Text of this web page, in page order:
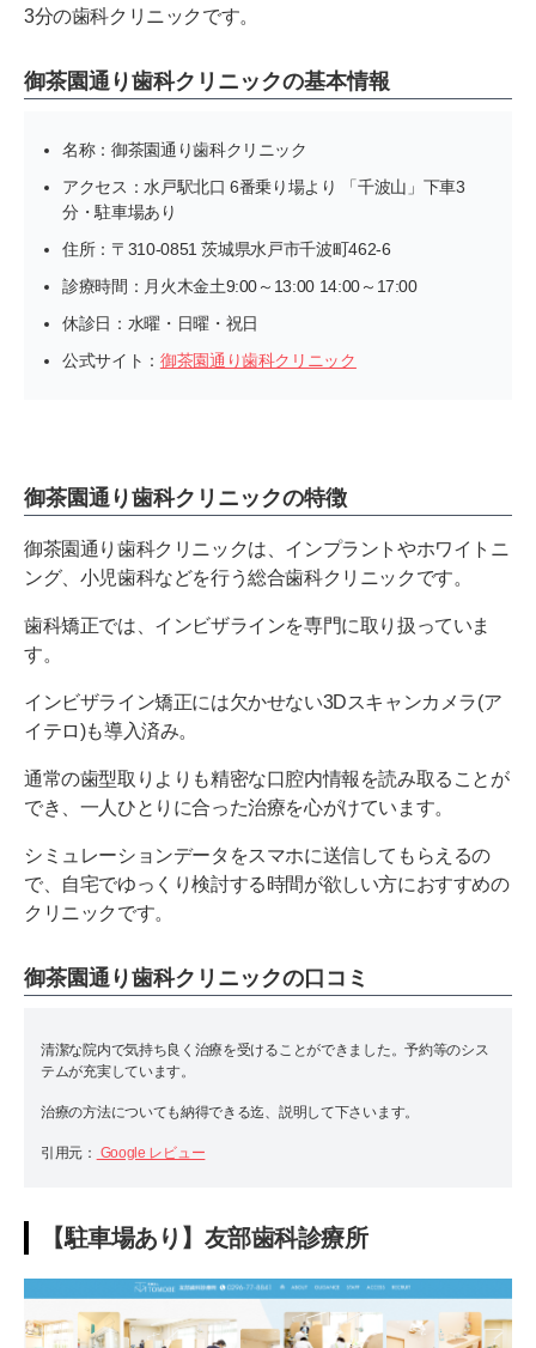
3分の歯科クリニックです。
御茶園通り歯科クリニックの基本情報
名称：御茶園通り歯科クリニック
アクセス：水戸駅北口 6番乗り場より 「千波山」下車3
分・駐車場あり
住所：〒310-0851 茨城県水戸市千波町462-6
診療時間：月火木金土9:00～13:00 14:00～17:00
休診日：水曜・日曜・祝日
公式サイト： 御茶園通り歯科クリニック
御茶園通り歯科クリニックの特徴
御茶園通り歯科クリニックは、インプラントやホワイトニ
ング、小児歯科などを行う総合歯科クリニックです。
歯科矯正では、インビザラインを専門に取り扱っていま
す。
インビザライン矯正には欠かせない3Dスキャンカメラ(ア
イテロ)も導入済み。
通常の歯型取りよりも精密な口腔内情報を読み取ることが
でき、一人ひとりに合った治療を心がけています。
シミュレーションデータをスマホに送信してもらえるの
で、自宅でゆっくり検討する時間が欲しい方におすすめの
クリニックです。
御茶園通り歯科クリニックの口コミ
清潔な院内で気持ち良く治療を受けることができました。予約等のシス
テムが充実しています。
治療の方法についても納得できる迄、説明して下さいます。
引用元： Google レビュー
【駐車場あり】友部歯科診療所